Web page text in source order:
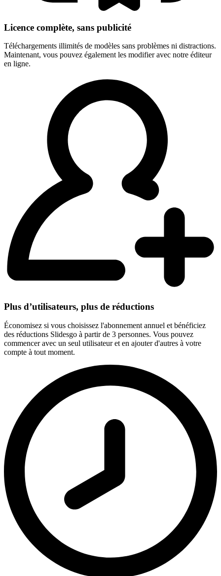
Licence complète, sans publicité
Téléchargements illimités de modèles sans problèmes ni distractions.
Maintenant, vous pouvez également les modifier avec notre éditeur
en ligne.
Plus d’utilisateurs, plus de réductions
Économisez si vous choisissez l'abonnement annuel et bénéficiez
des réductions Slidesgo à partir de 3 personnes. Vous pouvez
commencer avec un seul utilisateur et en ajouter d'autres à votre
compte à tout moment.